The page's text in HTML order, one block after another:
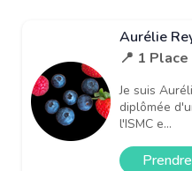
Aurélie
📍 1
Je suis
diplômée
l'ISMC e...